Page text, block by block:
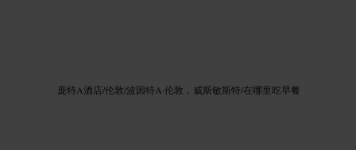
庞特A酒店/伦敦/波因特A·伦敦，威斯敏斯特/在哪里吃早餐